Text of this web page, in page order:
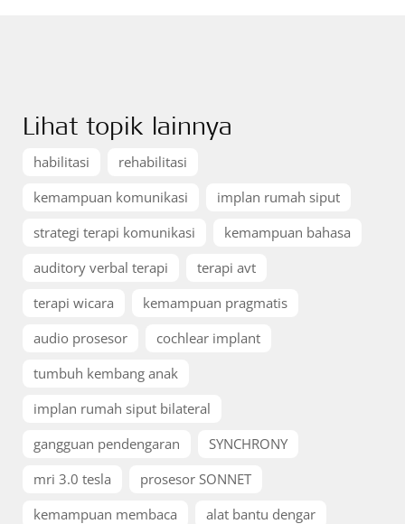
Lihat topik lainnya
habilitasi
rehabilitasi
kemampuan komunikasi
implan rumah siput
strategi terapi komunikasi
kemampuan bahasa
auditory verbal terapi
terapi avt
terapi wicara
kemampuan pragmatis
audio prosesor
cochlear implant
tumbuh kembang anak
implan rumah siput bilateral
gangguan pendengaran
SYNCHRONY
mri 3.0 tesla
prosesor SONNET
kemampuan membaca
alat bantu dengar